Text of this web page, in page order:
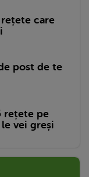
care
post de te
rețete pe
vei greși